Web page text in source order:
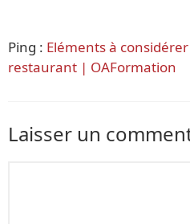
Ping : Eléments à
restaurant | OAFormation
Laisser un